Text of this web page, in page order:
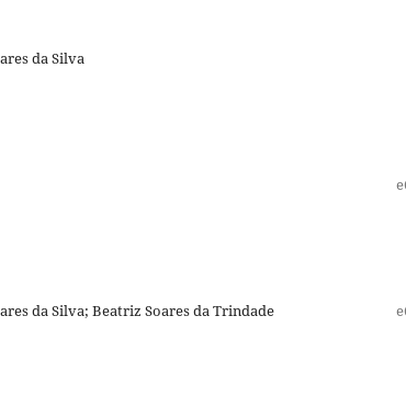
da Silva
da Silva; Beatriz Soares da Trindade